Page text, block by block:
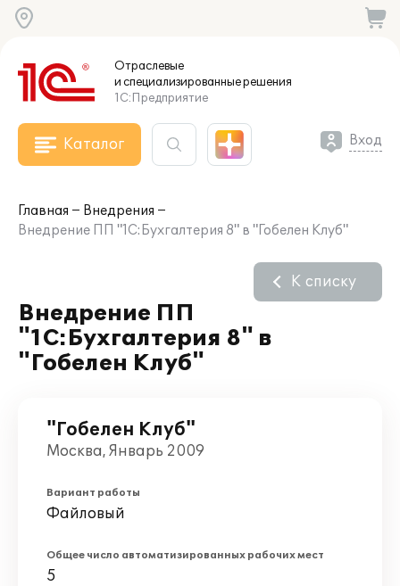
Отраслевые
и специализированныерешения
1С:Предприятие
Каталог Вход
Главная
Внедрения
Внедрение ПП "1С:Бухгалтерия 8" в "Гобелен Клуб"
Внедрение ПП
"1С:Бухгалтерия 8" в
"Гобелен Клуб"
К списку
"Гобелен Клуб"
Москва, Январь 2009
Вариант работы
Файловый
Общее число автоматизированных рабочих мест
5